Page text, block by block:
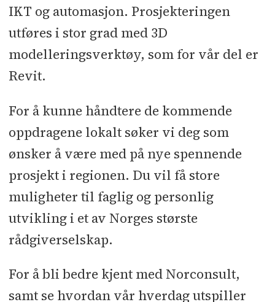
IKT og automasjon. Prosjekteringen
utføres i stor grad med 3D
modelleringsverktøy, som for vår del er
Revit.
For å kunne håndtere de kommende
oppdragene lokalt søker vi deg som
ønsker å være med på nye spennende
prosjekt i regionen. Du vil få store
muligheter til faglig og personlig
utvikling i et av Norges største
rådgiverselskap.
For å bli bedre kjent med Norconsult,
samt se hvordan vår hverdag utspiller